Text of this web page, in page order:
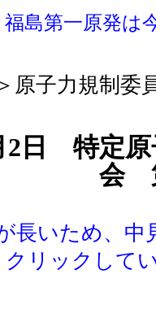
島第一原発は
原子力規制委
2日 特定
会
長いため、
クリックして